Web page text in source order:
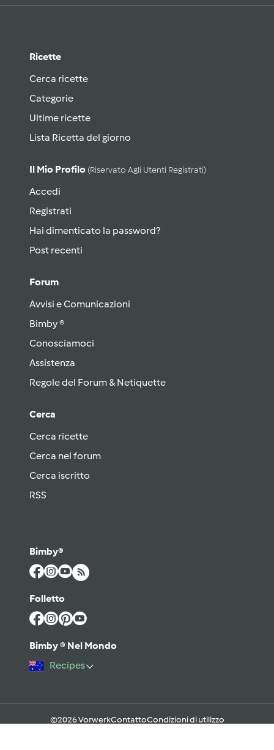
Ricette
Cerca ricette
Categorie
Ultime ricette
Lista Ricetta del giorno
Il Mio Profilo (riservato Agli Utenti Registrati)
Accedi
Registrati
Hai dimenticato la password?
Post recenti
Forum
Avvisi e Comunicazioni
Bimby ®
Conosciamoci
Assistenza
Regole del Forum & Netiquette
Cerca
Cerca ricette
Cerca nel forum
Cerca iscritto
RSS
Bimby®
Folletto
Bimby ® Nel Mondo
Recipes
©2026 VorwerkContattoCondizioni di utilizzo